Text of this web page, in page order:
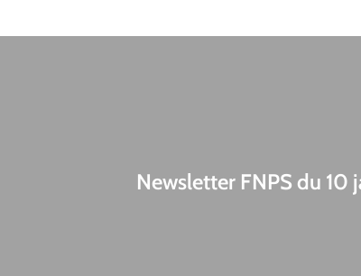
Newsletter FNPS du 10